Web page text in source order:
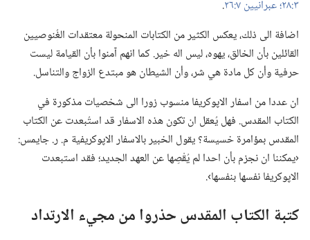
٣:‏٢٨؛‏
عبرانيين ٧:‏٢٦
‏.‏
اضافة الى ذلك،‏ يعكس الكثير من الكتابات المنحولة معتقدات الغُنوصيين
القائلين بأن الخالق،‏ يهوه،‏ ليس اله خير.‏ كما انهم آمنوا بأن القيامة ليست
حرفية وأن كل مادة هي شر،‏ وأن الشيطان هو مبتدع الزواج والتناسل.‏
ان عددا من اسفار الاپوكريفا منسوب زورا الى شخصيات مذكورة في
الكتاب المقدس.‏ فهل يُعقل ان تكون هذه الاسفار قد استُبعدت عن الكتاب
المقدس بمؤامرة خسيسة؟‏ يقول الخبير بالاسفار الاپوكريفية م.‏ ر.‏ جايمس:‏
‹يمكننا ان نجزم بأن احدا لم يُقْصِها عن العهد الجديد؛‏ فقد استبعدت
الاپوكريفا نفسها بنفسها›.‏
كتبة الكتاب المقدس حذروا من مجيء الارتداد